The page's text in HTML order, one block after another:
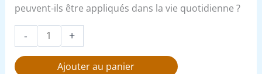
peuvent-ils être appliqués dans la vie quotidienne ?
- +
Ajouter au panier